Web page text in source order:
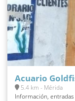
Acuario
5.4 km - Mérida
Información,